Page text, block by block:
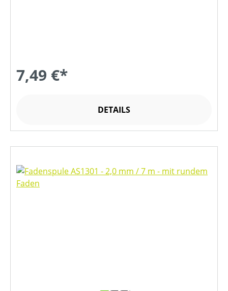
7,49 €*
DETAILS